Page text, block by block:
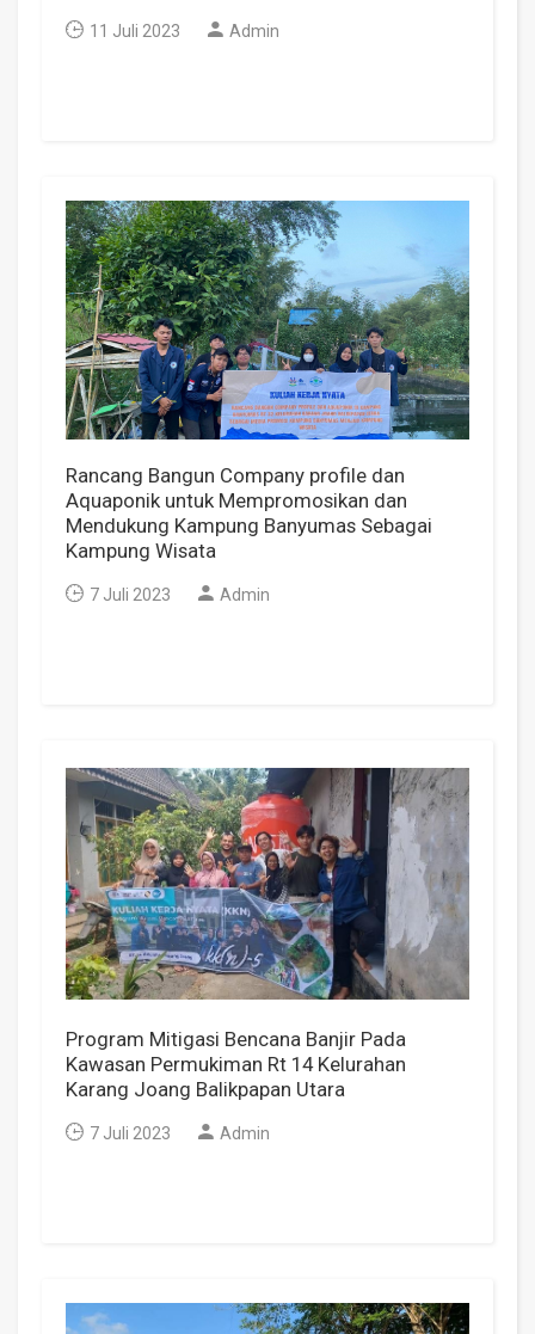
11 Juli 2023 Admin
Rancang Bangun Company profile dan
Aquaponik untuk Mempromosikan dan
Mendukung Kampung Banyumas Sebagai
Kampung Wisata
7 Juli 2023 Admin
Program Mitigasi Bencana Banjir Pada
Kawasan Permukiman Rt 14 Kelurahan
Karang Joang Balikpapan Utara
7 Juli 2023 Admin